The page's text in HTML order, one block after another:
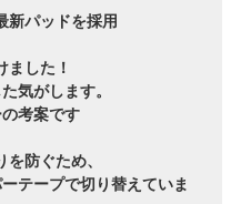
新パッドを採用
ました！
気がします。
考案です
防ぐため、
テープで切り替えていま